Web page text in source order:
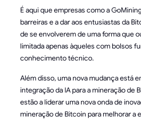
É aqui que empresas como a
barreiras e a dar aos entusiastas da
de se envolverem de uma forma que
limitada apenas àqueles com bolsos
conhecimento técnico.
Além disso, uma nova mudança está
integração da IA para a mineração de
estão a liderar uma nova onda de
mineração de Bitcoin para melhorar a